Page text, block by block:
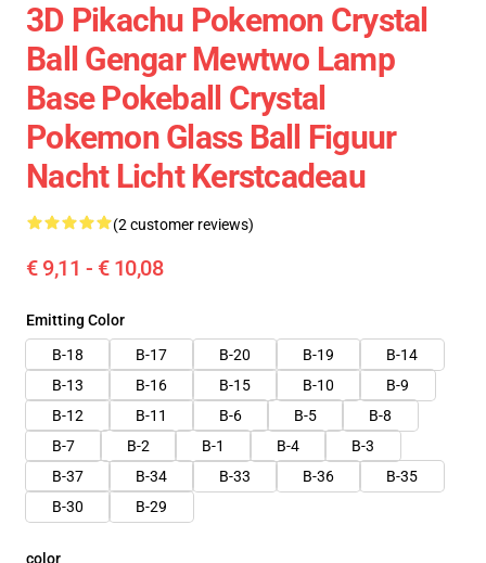
3D Pikachu Pokemon Crystal
Ball Gengar Mewtwo Lamp
Base Pokeball Crystal
Pokemon Glass Ball Figuur
Nacht Licht Kerstcadeau
(2 customer reviews)
€ 9,11 - € 10,08
Emitting Color
B-18
B-17 B-20 B-19
B-14
B-13
B-16 B-15 B-10
B-9
B-12
B-11 B-6 B-5
B-8
B-7
B-2 B-1 B-4
B-3
B-37
B-34 B-33 B-36
B-35
B-30
B-29
color